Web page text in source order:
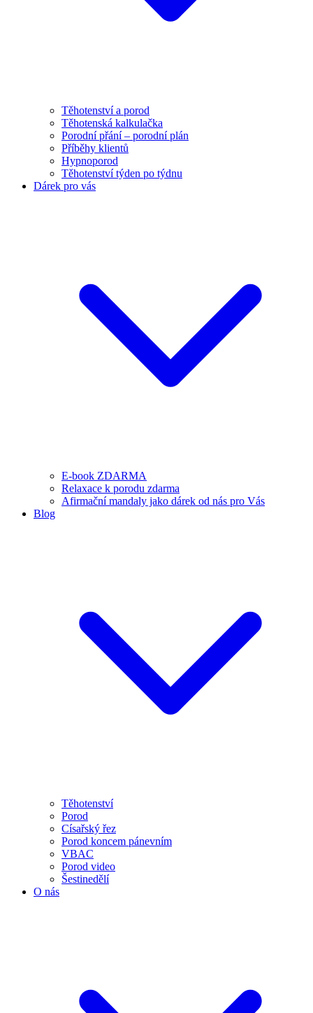
Těhotenství a porod
Těhotenská kalkulačka
Porodní přání – porodní plán
Příběhy klientů
Hypnoporod
Těhotenství týden po týdnu
Dárek pro vás
E-book ZDARMA
Relaxace k porodu zdarma
Afirmační mandaly jako dárek od nás pro Vás
Blog
Těhotenství
Porod
Císařský řez
Porod koncem pánevním
VBAC
Porod video
Šestinedělí
O nás